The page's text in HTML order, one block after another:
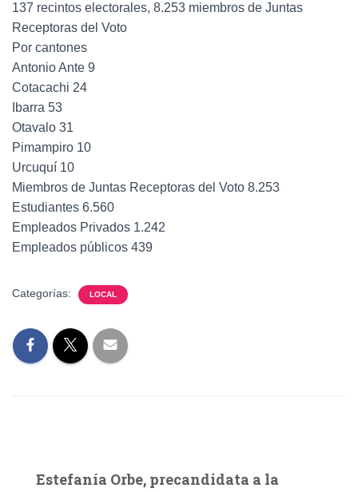
137 recintos electorales, 8.253 miembros de Juntas
Receptoras del Voto
Por cantones
Antonio Ante 9
Cotacachi 24
Ibarra 53
Otavalo 31
Pimampiro 10
Urcuquí 10
Miembros de Juntas Receptoras del Voto 8.253
Estudiantes 6.560
Empleados Privados 1.242
Empleados públicos 439
Categorías: LOCAL
Estefanía Orbe, precandidata a la